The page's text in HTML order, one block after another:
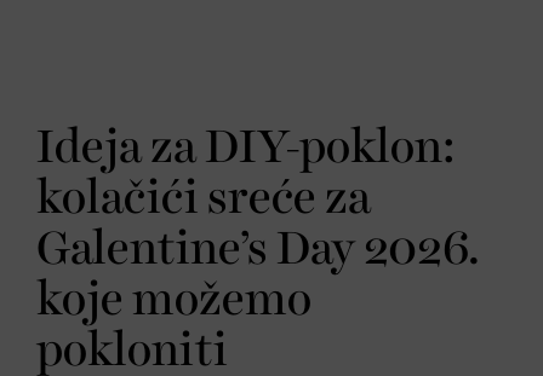
Ideja za DIY-poklon:
kolačići sreće za
Galentine’s Day 2026.
koje možemo
pokloniti